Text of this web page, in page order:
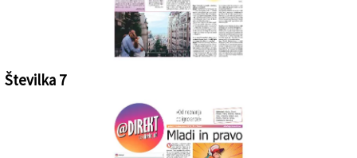
Št.8 - petek, 27. decembra 2019 - KLIKNI ZA OGLED PDF-ja!
Številka 7